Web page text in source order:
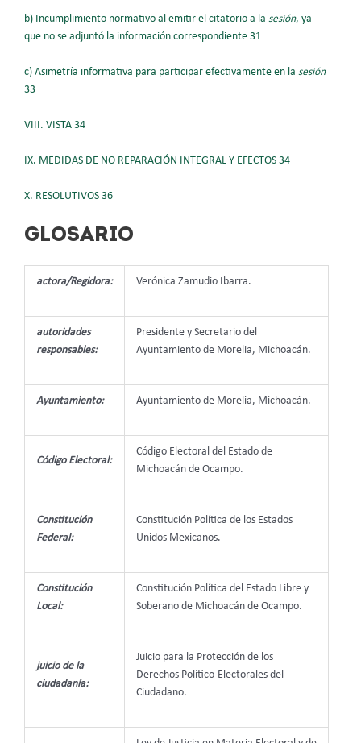
b) Incumplimiento normativo al emitir el citatorio a la sesión, ya
que no se adjuntó la información correspondiente 31
c) Asimetría informativa para participar efectivamente en la sesión
33
VIII. VISTA 34
IX. MEDIDAS DE NO REPARACIÓN INTEGRAL Y EFECTOS 34
X. RESOLUTIVOS 36
GLOSARIO
actora/Regidora: Verónica Zamudio Ibarra.
autoridades
responsables:
Presidente y Secretario del
Ayuntamiento de Morelia, Michoacán.
Ayuntamiento: Ayuntamiento de Morelia, Michoacán.
Código Electoral:
Código Electoral del Estado de
Michoacán de Ocampo.
Constitución
Federal:
Constitución Política de los Estados
Unidos Mexicanos.
Constitución
Local:
Constitución Política del Estado Libre y
Soberano de Michoacán de Ocampo.
juicio de la
ciudadanía:
Juicio para la Protección de los
Derechos Político-Electorales del
Ciudadano.